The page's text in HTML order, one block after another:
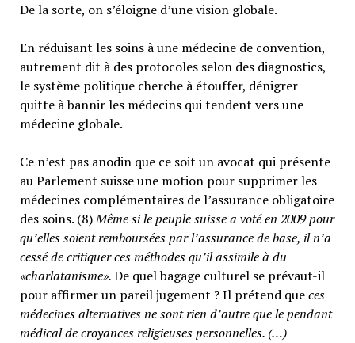
De la sorte, on s’éloigne d’une vision globale.
En réduisant les soins à une médecine de convention,
autrement dit à des protocoles selon des diagnostics,
le système politique cherche à étouffer, dénigrer
quitte à bannir les médecins qui tendent vers une
médecine globale.
Ce n’est pas anodin que ce soit un avocat qui présente
au Parlement suisse une motion pour supprimer les
médecines complémentaires de l’assurance obligatoire
des soins. (8)Même si le peuple suisse a voté en 2009 pour
qu’elles soient remboursées par l’assurance de base, il n’a
cessé de critiquer ces méthodes qu’il assimile à du
«charlatanisme».De quel bagage culturel se prévaut-il
pour affirmer un pareil jugement ? Il prétend queces
médecines alternatives ne sont rien d’autre que le pendant
médical de croyances religieuses personnelles. (…)